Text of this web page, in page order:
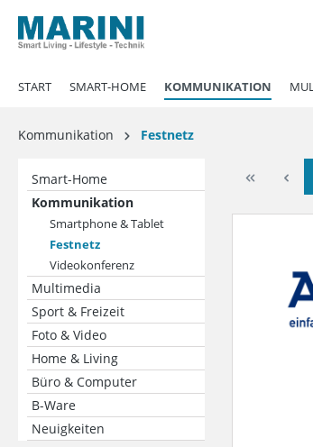
Zur Hauptnavigation springen
START SMART-HOME KOMMUNIKATION
Kommunikation Festnetz
Smart-Home
Kommunikation
Smartphone & Tablet
Festnetz
Videokonferenz
Multimedia
Sport & Freizeit
Foto & Video
Home & Living
Büro & Computer
B-Ware
Neuigkeiten